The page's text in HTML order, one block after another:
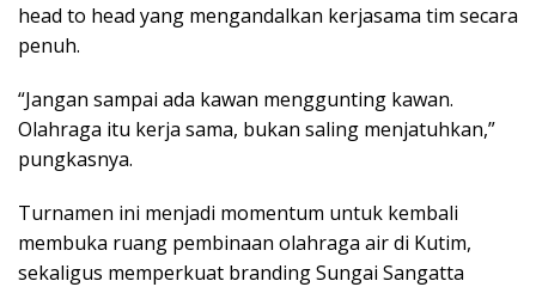
head to head yang mengandalkan kerjasama tim secara
penuh.
“Jangan sampai ada kawan menggunting kawan.
Olahraga itu kerja sama, bukan saling menjatuhkan,”
pungkasnya.
Turnamen ini menjadi momentum untuk kembali
membuka ruang pembinaan olahraga air di Kutim,
sekaligus memperkuat branding Sungai Sangatta